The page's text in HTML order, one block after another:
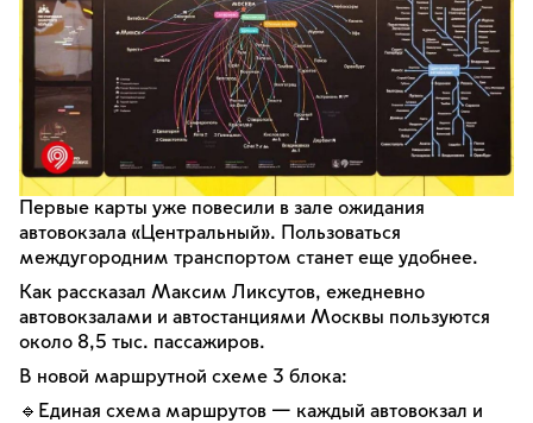
Первые карты уже повесили в зале ожидания
автовокзала «Центральный». Пользоваться
междугородним транспортом станет еще удобнее.
Как рассказал Максим Ликсутов, ежедневно
автовокзалами и автостанциями Москвы пользуются
около 8,5 тыс. пассажиров.
В новой маршрутной схеме 3 блока:
🔹Единая схема маршрутов — каждый автовокзал и